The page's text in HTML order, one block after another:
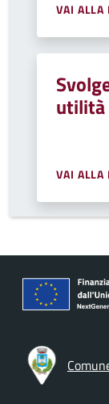
VAI ALLA
utilità
VAI ALLA